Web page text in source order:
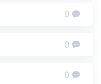
0
0
0